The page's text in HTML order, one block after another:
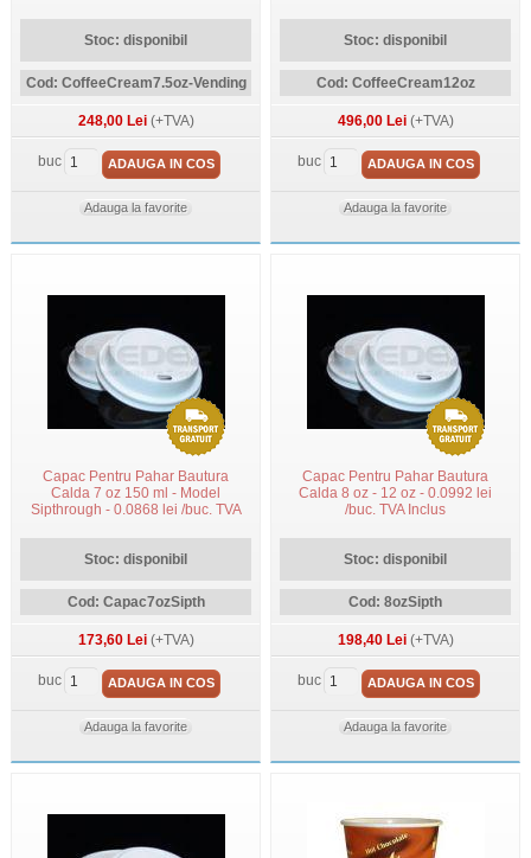
Stoc: disponibil
Cod: CoffeeCream7.5oz-Vending
248,00 Lei(+TVA)
buc ADAUGA IN COS
Adauga la favorite
Stoc: disponibil
Cod: CoffeeCream12oz
496,00 Lei(+TVA)
buc ADAUGA IN COS
Adauga la favorite
Capac Pentru Pahar Bautura
Calda 7 oz 150 ml - Model
Sipthrough - 0.0868 lei /buc. TVA
Stoc: disponibil
Cod: Capac7ozSipth
173,60 Lei(+TVA)
buc ADAUGA IN COS
Adauga la favorite
Capac Pentru Pahar Bautura
Calda 8 oz - 12 oz - 0.0992 lei
/buc. TVA Inclus
Stoc: disponibil
Cod: 8ozSipth
198,40 Lei(+TVA)
buc ADAUGA IN COS
Adauga la favorite